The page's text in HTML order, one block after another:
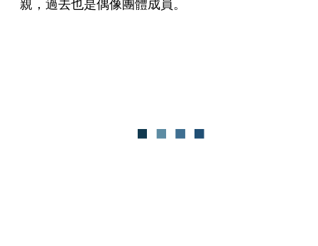
親，過去也是偶像團體成員。